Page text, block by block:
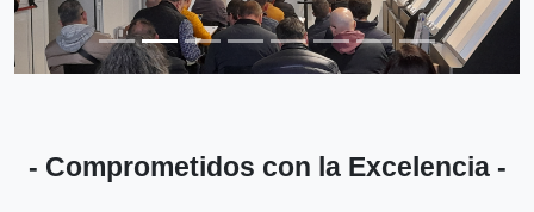
- Comprometidos con la Excelencia -